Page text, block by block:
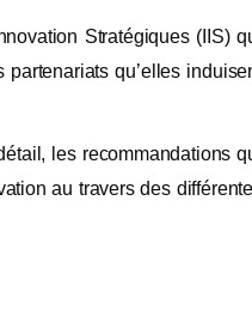
Stratégiques (IIS)
qu’elles
les recommandations
au travers des